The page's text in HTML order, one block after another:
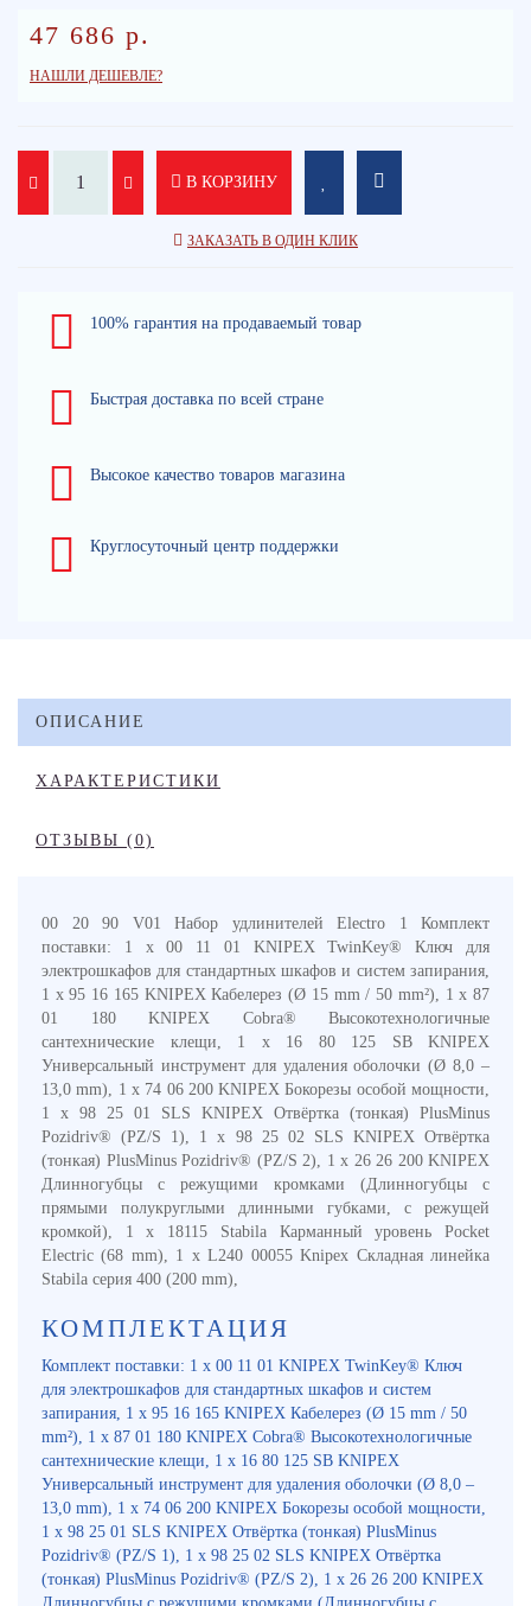
47 686 р.
НАШЛИ ДЕШЕВЛЕ?
В КОРЗИНУ
ЗАКАЗАТЬ В ОДИН КЛИК
100% гарантия на продаваемый товар
Быстрая доставка по всей стране
Высокое качество товаров магазина
Круглосуточный центр поддержки
ОПИСАНИЕ
ХАРАКТЕРИСТИКИ
ОТЗЫВЫ (0)
00 20 90 V01 Набор удлинителей Electro 1 Комплект
поставки: 1 x 00 11 01 KNIPEX TwinKey® Ключ для
электрошкафов для стандартных шкафов и систем запирания,
1 x 95 16 165 KNIPEX Кабелерез (Ø 15 mm / 50 mm²), 1 x 87
01 180 KNIPEX Cobra® Высокотехнологичные
сантехнические клещи, 1 x 16 80 125 SB KNIPEX
Универсальный инструмент для удаления оболочки (Ø 8,0 –
13,0 mm), 1 x 74 06 200 KNIPEX Бокорезы особой мощности,
1 x 98 25 01 SLS KNIPEX Отвёртка (тонкая) PlusMinus
Pozidriv® (PZ/S 1), 1 x 98 25 02 SLS KNIPEX Отвёртка
(тонкая) PlusMinus Pozidriv® (PZ/S 2), 1 x 26 26 200 KNIPEX
Длинногубцы с режущими кромками (Длинногубцы с
прямыми полукруглыми длинными губками, с режущей
кромкой), 1 x 18115 Stabila Карманный уровень Pocket
Electric (68 mm), 1 x L240 00055 Knipex Складная линейка
Stabila серия 400 (200 mm),
КОМПЛЕКТАЦИЯ
Комплект поставки: 1 x 00 11 01 KNIPEX TwinKey® Ключ
для электрошкафов для стандартных шкафов и систем
запирания, 1 x 95 16 165 KNIPEX Кабелерез (Ø 15 mm / 50
mm²), 1 x 87 01 180 KNIPEX Cobra® Высокотехнологичные
сантехнические клещи, 1 x 16 80 125 SB KNIPEX
Универсальный инструмент для удаления оболочки (Ø 8,0 –
13,0 mm), 1 x 74 06 200 KNIPEX Бокорезы особой мощности,
1 x 98 25 01 SLS KNIPEX Отвёртка (тонкая) PlusMinus
Pozidriv® (PZ/S 1), 1 x 98 25 02 SLS KNIPEX Отвёртка
(тонкая) PlusMinus Pozidriv® (PZ/S 2), 1 x 26 26 200 KNIPEX